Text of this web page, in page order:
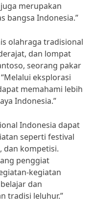
merupakan
bangsa Indonesia.”
olahraga tradisional
dan lompat
seorang pakar
eksplorasi
memahami lebih
Indonesia.”
Indonesia dapat
seperti festival
dan kompetisi.
penggiat
kegiatan
dan
tradisi leluhur.”